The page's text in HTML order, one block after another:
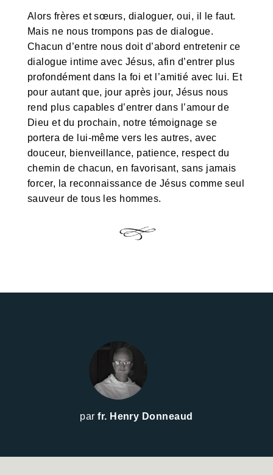
Alors frères et sœurs, dialoguer, oui, il le faut.
Mais ne nous trompons pas de dialogue.
Chacun d’entre nous doit d’abord entretenir ce
dialogue intime avec Jésus, afin d’entrer plus
profondément dans la foi et l’amitié avec lui. Et
pour autant que, jour après jour, Jésus nous
rend plus capables d’entrer dans l’amour de
Dieu et du prochain, notre témoignage se
portera de lui-même vers les autres, avec
douceur, bienveillance, patience, respect du
chemin de chacun, en favorisant, sans jamais
forcer, la reconnaissance de Jésus comme seul
sauveur de tous les hommes.
parfr. Henry Donneaud